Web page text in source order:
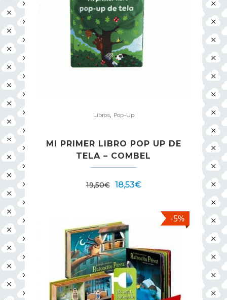
Libros, Pop-Up
MI PRIMER LIBRO POP UP DE
TELA – COMBEL
19,50€ 18,53€
-5%